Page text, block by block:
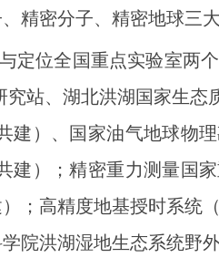
精密分子、精密地球三
定位全国重点实验室两
站、湖北洪湖国家生态
建）、国家油气地球物
建）；精密重力测量国
；高精度地基授时系统
院洪湖湿地生态系统野